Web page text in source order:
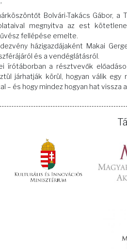
Bolvári-Takács Gábor,
megnyitva az est
fellépése emelte.
házigazdájaként Makai
és a vendéglátásról.
írótáborban a résztvevők
járhatják körül, hogyan válik egy
– és hogy mindez hogyan hat vissza